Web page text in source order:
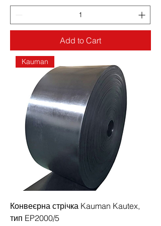
Add to Cart
Kauman
Конвеєрна стрічка Kauman Kautex,
тип EP2000/5